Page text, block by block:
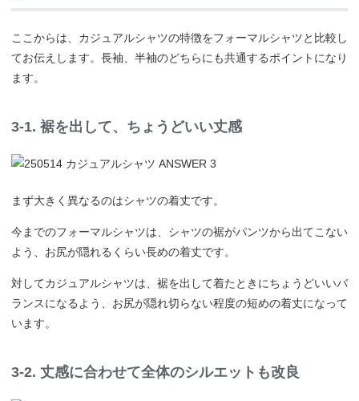
ここからは、カジュアルシャツの特徴をフォーマルシャツと比較し
てお伝えします。長袖、半袖のどちらにも共通するポイントになり
ます。
3-1. 裾を出して、ちょうどいい丈感
まず大きく異なるのはシャツの着丈です。
今までのフォーマルシャツは、シャツの裾がパンツから出てこない
よう、お尻が隠れるくらい長めの着丈です。
対してカジュアルシャツは、裾を出して着たときにちょうどいいバ
ランスになるよう、お尻が隠れ切らない程度の短めの着丈になって
います。
3-2. 丈感に合わせて全体のシルエットも改良